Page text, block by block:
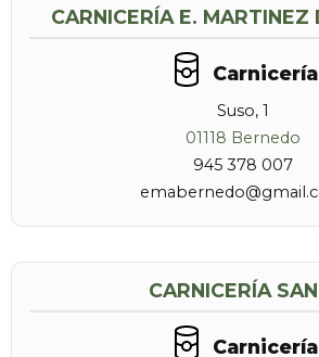
CARNICERÍA E. MARTINEZ
Carnicería
Suso, 1
01118 Bernedo
945 378 007
CARNICERÍA
Carnicería